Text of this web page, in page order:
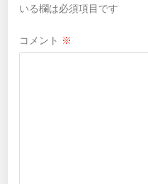
いる欄は必須項目です
コメント ※